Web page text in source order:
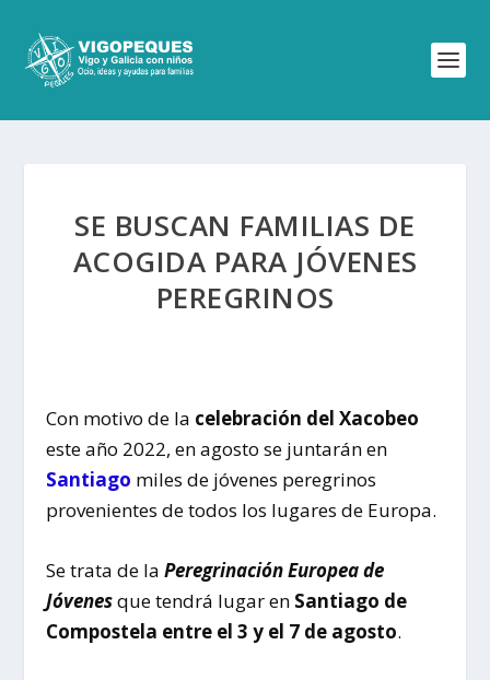
SE BUSCAN FAMILIAS DE
ACOGIDA PARA JÓVENES
PEREGRINOS
Con motivo de la celebración del Xacobeo
este año 2022, en agosto se juntarán en
Santiago miles de jóvenes peregrinos
provenientes de todos los lugares de Europa.
Se trata de laPeregrinación Europea de
Jóvenesque tendrá lugar en Santiago de
Compostela entre el 3 y el 7 de agosto.